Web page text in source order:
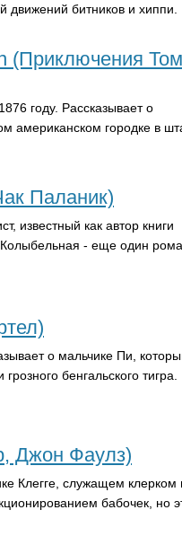
движений битников и хиппи.
(Приключения
году. Рассказывает о
американском городке в
Паланик)
известный как автор книги
- еще один
о мальчике Пи,
бенгальского тигра.
Джон Фаулз)
Клегге, служащем клерком
бабочек, но